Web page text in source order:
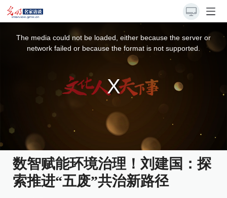
The media could not be loaded, either because the server or
network failed or because the format is not supported.
数智赋能环境治理！刘建国：探
索推进“五废”共治新路径